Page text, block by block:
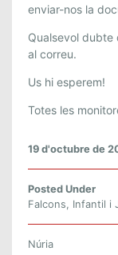
enviar-nos la
Qualsevol
al correu.
Us hi esperem!
Totes les
19 d'octubre de
Posted Under
Falcons, Infantil i
Núria